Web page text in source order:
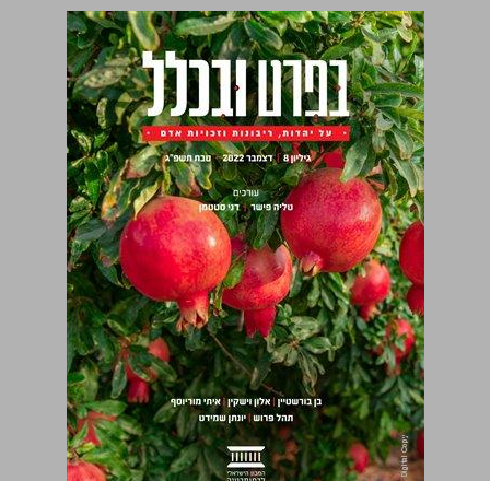
בפרט ובכלל על יהדות, ריבונות וזכויות אדם גיליון 8 ... 0